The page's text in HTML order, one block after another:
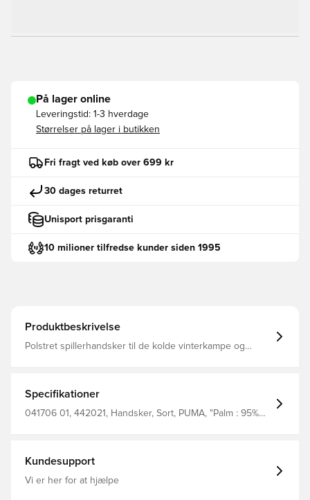
På lager online
Leveringstid: 1-3 hverdage
Størrelser på lager i butikken
Fri fragt ved køb over 699 kr
30 dages returret
Unisport prisgaranti
10 milioner tilfredse kunder siden 1995
Produktbeskrivelse
Polstret spillerhandsker til de kolde vinterkampe og
Specifikationer
041706 01, 442021, Handsker, Sort, PUMA, "Palm : 95%
Kundesupport
Vi er her for at hjælpe